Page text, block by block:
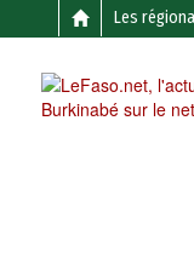
Les